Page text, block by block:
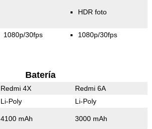
HDR foto
1080p/30fps 1080p/30fps
Batería
Redmi 4X Redmi 6A
Li-Poly Li-Poly
4100 mAh 3000 mAh